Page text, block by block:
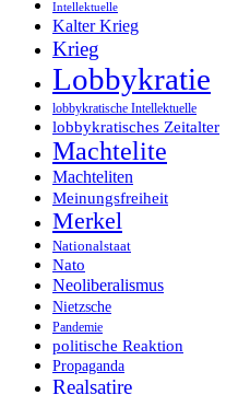
Intellektuelle
Kalter Krieg
Krieg
Lobbykratie
lobbykratische Intellektuelle
lobbykratisches Zeitalter
Machtelite
Machteliten
Meinungsfreiheit
Merkel
Nationalstaat
Nato
Neoliberalismus
Nietzsche
Pandemie
politische Reaktion
Propaganda
Realsatire